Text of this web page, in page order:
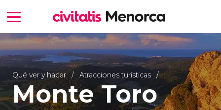
Qué ver y hacer Atracciones turísticas
Monte Toro